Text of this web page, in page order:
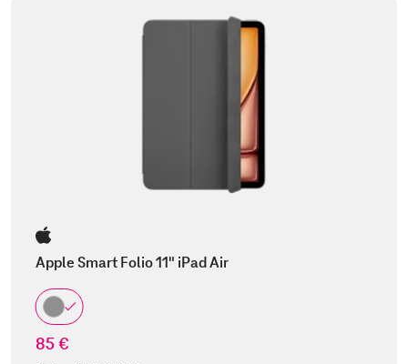
Apple Smart Folio 11" iPad Air
85 €